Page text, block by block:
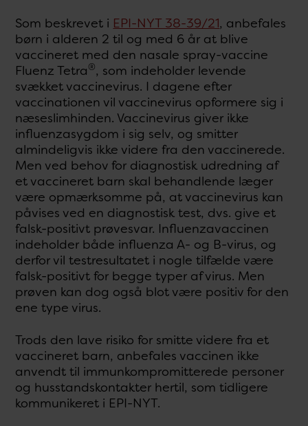
Som beskrevet i EPI-NYT 38-39/21, anbefales
børn i alderen 2 til og med 6 år at blive
vaccineret med den nasale spray-vaccine
Fluenz Tetra®, som indeholder levende
svækket vaccinevirus. I dagene efter
vaccinationen vil vaccinevirus opformere sig i
næseslimhinden. Vaccinevirus giver ikke
influenzasygdom i sig selv, og smitter
almindeligvis ikke videre fra den vaccinerede.
Men ved behov for diagnostisk udredning af
et vaccineret barn skal behandlende læger
være opmærksomme på, at vaccinevirus kan
påvises ved en diagnostisk test, dvs. give et
falsk-positivt prøvesvar. Influenzavaccinen
indeholder både influenza A- og B-virus, og
derfor vil testresultatet i nogle tilfælde være
falsk-positivt for begge typer af virus. Men
prøven kan dog også blot være positiv for den
ene type virus.
Trods den lave risiko for smitte videre fra et
vaccineret barn, anbefales vaccinen ikke
anvendt til immunkompromitterede personer
og husstandskontakter hertil, som tidligere
kommunikeret i EPI-NYT.